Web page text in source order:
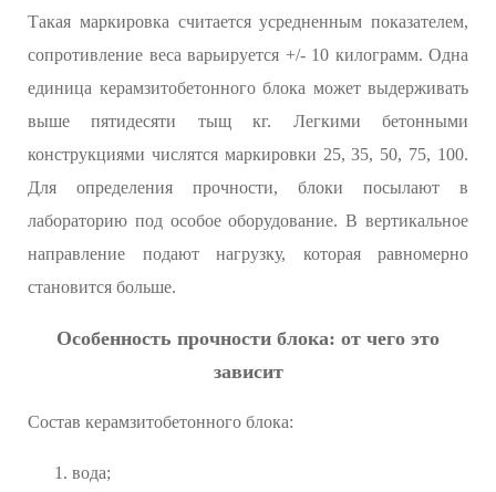
Такая маркировка считается усредненным показателем,
сопротивление веса варьируется +/- 10 килограмм. Одна
единица керамзитобетонного блока может выдерживать
выше пятидесяти тыщ кг. Легкими бетонными
конструкциями числятся маркировки 25, 35, 50, 75, 100.
Для определения прочности, блоки посылают в
лабораторию под особое оборудование. В вертикальное
направление подают нагрузку, которая равномерно
становится больше.
Особенность прочности блока: от чего это
зависит
Состав керамзитобетонного блока:
вода;